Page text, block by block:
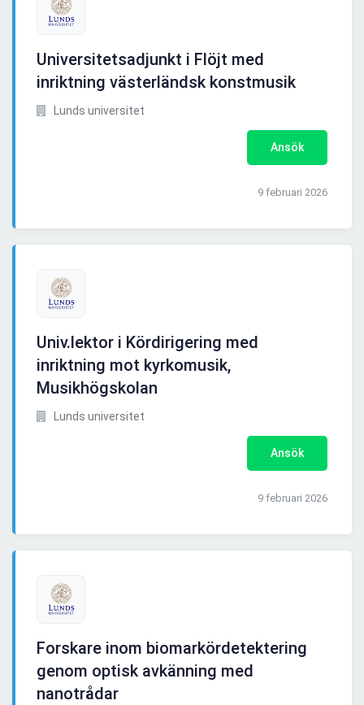
Universitetsadjunkt i Flöjt med
inriktning västerländsk konstmusik
Lunds universitet
Ansök
9 februari 2026
Univ.lektor i Kördirigering med
inriktning mot kyrkomusik,
Musikhögskolan
Lunds universitet
Ansök
9 februari 2026
Forskare inom biomarkördetektering
genom optisk avkänning med
nanotrådar